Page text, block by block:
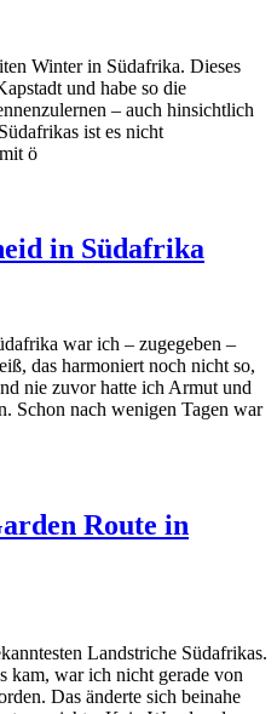
Winter in Südafrika. Dieses
und habe so die
– auch hinsichtlich
ist es nicht
ö
in Südafrika
war ich – zugegeben –
das harmoniert noch nicht so,
nie zuvor hatte ich Armut und
Schon nach wenigen Tagen war
Route in
Landstriche Südafrikas.
kam, war ich nicht gerade von
Das änderte sich beinahe